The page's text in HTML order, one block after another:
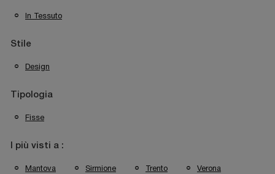
In Tessuto
Stile
Design
Tipologia
Fisse
I più visti a :
Mantova Sirmione Trento Verona